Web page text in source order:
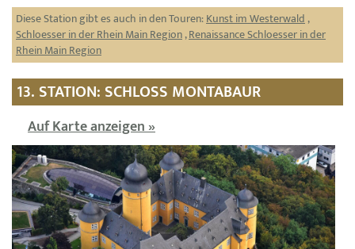
Diese Station gibt es auch in den Touren:Kunst im Westerwald,
Schloesser in der Rhein Main Region,Renaissance Schloesser in der
Rhein Main Region
13. STATION: SCHLOSS MONTABAUR
Auf Karte anzeigen »